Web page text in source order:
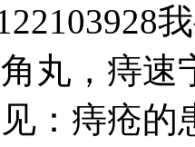
丸，痔
：痔疮的